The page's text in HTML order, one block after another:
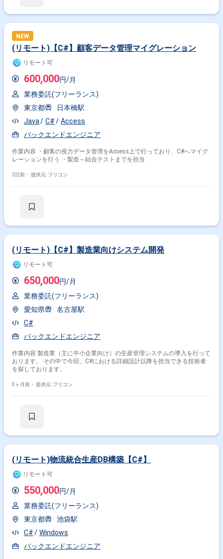
NEW
(リモート)【C#】顧客データ管理マイグレーション
リモート可
600,000円/月
業務委託(フリーランス)
東京都
日本橋駅
Java
C#
Access
バックエンドエンジニア
作業内容 ・顧客の視力データ管理をAccess上で行っており、C#へマイグ
レーションを行う ・製造～結合テストまでを担当
2日前・ 提供元: フリコン
(リモート)【C#】製造業向けシステム開発
リモート可
650,000円/月
業務委託(フリーランス)
愛知県
名古屋駅
C#
バックエンドエンジニア
作業内容 製造業（主に中小企業向け）の生産管理システムの導入を行って
おります。 その中で今回、C#における詳細設計以降を担当できる技術者
を探しております。
3ヶ月前・ 提供元: フリコン
(リモート)物流統合生産DB構築【C#】
リモート可
550,000円/月
業務委託(フリーランス)
東京都
池袋駅
C#
Windows
バックエンドエンジニア
C# × 副業
その他の条件で検索する
その他開発言語・スキルから探す
C#.NET ASP.NET
SQL Server
Windows
その他の職種から探す
サーバーサイドエンジニア
PM